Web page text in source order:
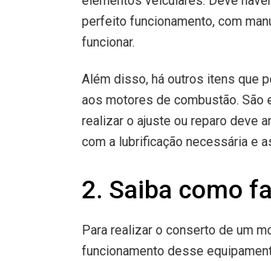
perfeito funcionamento, com
funcionar.
Além disso, há outros itens que
aos motores de combustão. São
realizar o ajuste ou reparo deve
com a lubrificação necessária e
2. Saiba como
Para realizar o conserto de um
funcionamento desse